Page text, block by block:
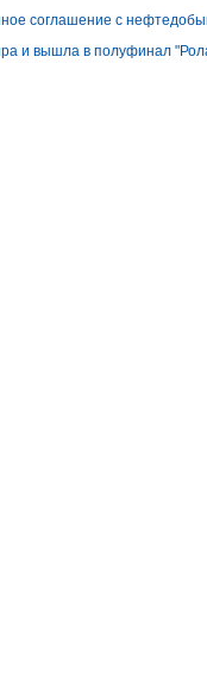
соглашение с
и вышла в полуфинал